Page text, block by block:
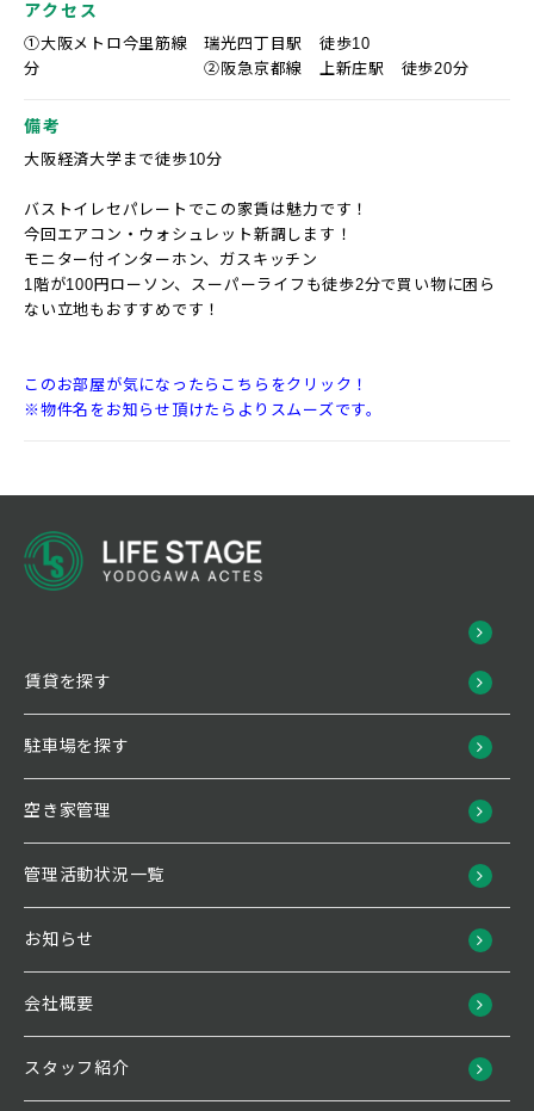
アクセス
①大阪メトロ今里筋線 瑞光四丁目駅 徒歩10
分 ②阪急京都線 上新庄駅 徒歩20分
備考
大阪経済大学まで徒歩10分
バストイレセパレートでこの家賃は魅力です！
今回エアコン・ウォシュレット新調します！
モニター付インターホン、ガスキッチン
1階が100円ローソン、スーパーライフも徒歩2分で買い物に困ら
ない立地もおすすめです！
このお部屋が気になったらこちらをクリック！
※物件名をお知らせ頂けたらよりスムーズです。
賃貸を探す
駐車場を探す
空き家管理
管理活動状況一覧
お知らせ
会社概要
スタッフ紹介